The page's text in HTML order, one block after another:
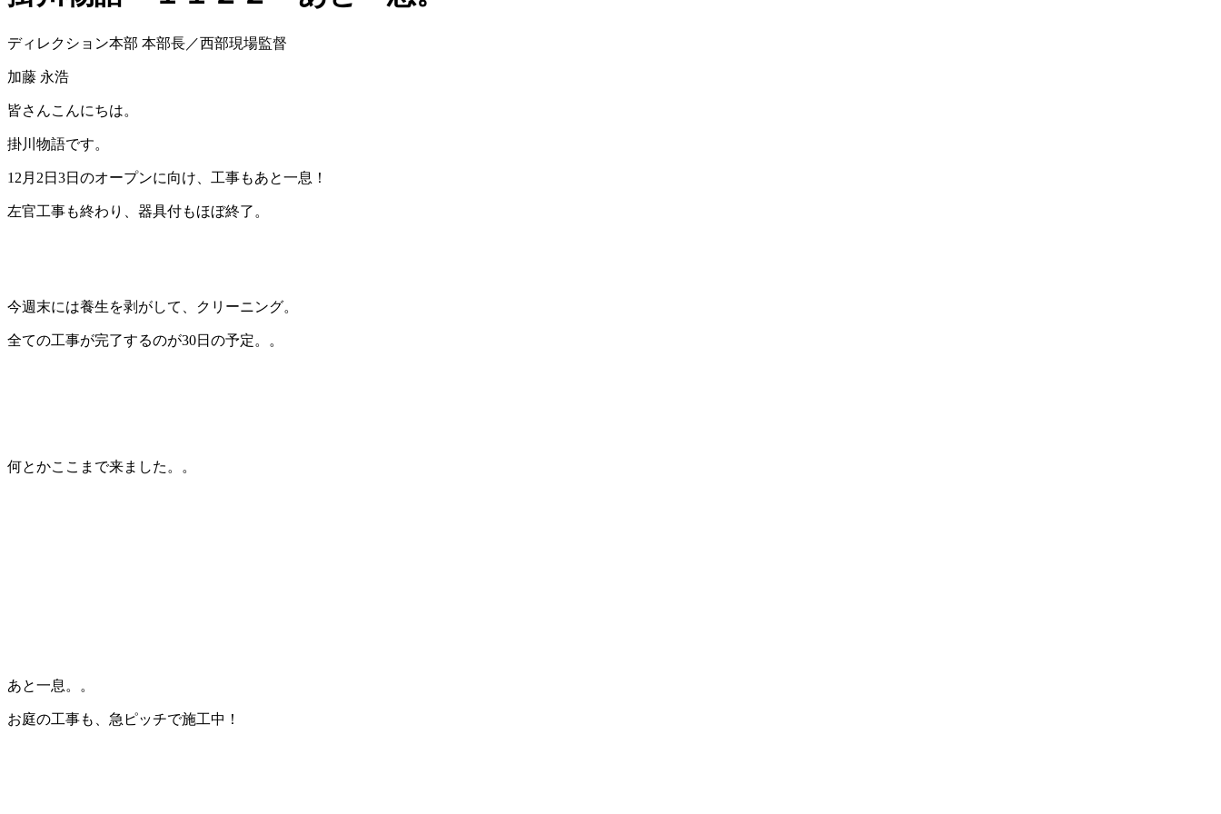
ディレクション本部 本部長／西部現場監督
加藤 永浩
皆さんこんにちは。
掛川物語です。
12月2日3日のオープンに向け、工事もあと一息！
左官工事も終わり、器具付もほぼ終了。
今週末には養生を剥がして、クリーニング。
全ての工事が完了するのが30日の予定。。
何とかここまで来ました。。
あと一息。。
お庭の工事も、急ピッチで施工中！